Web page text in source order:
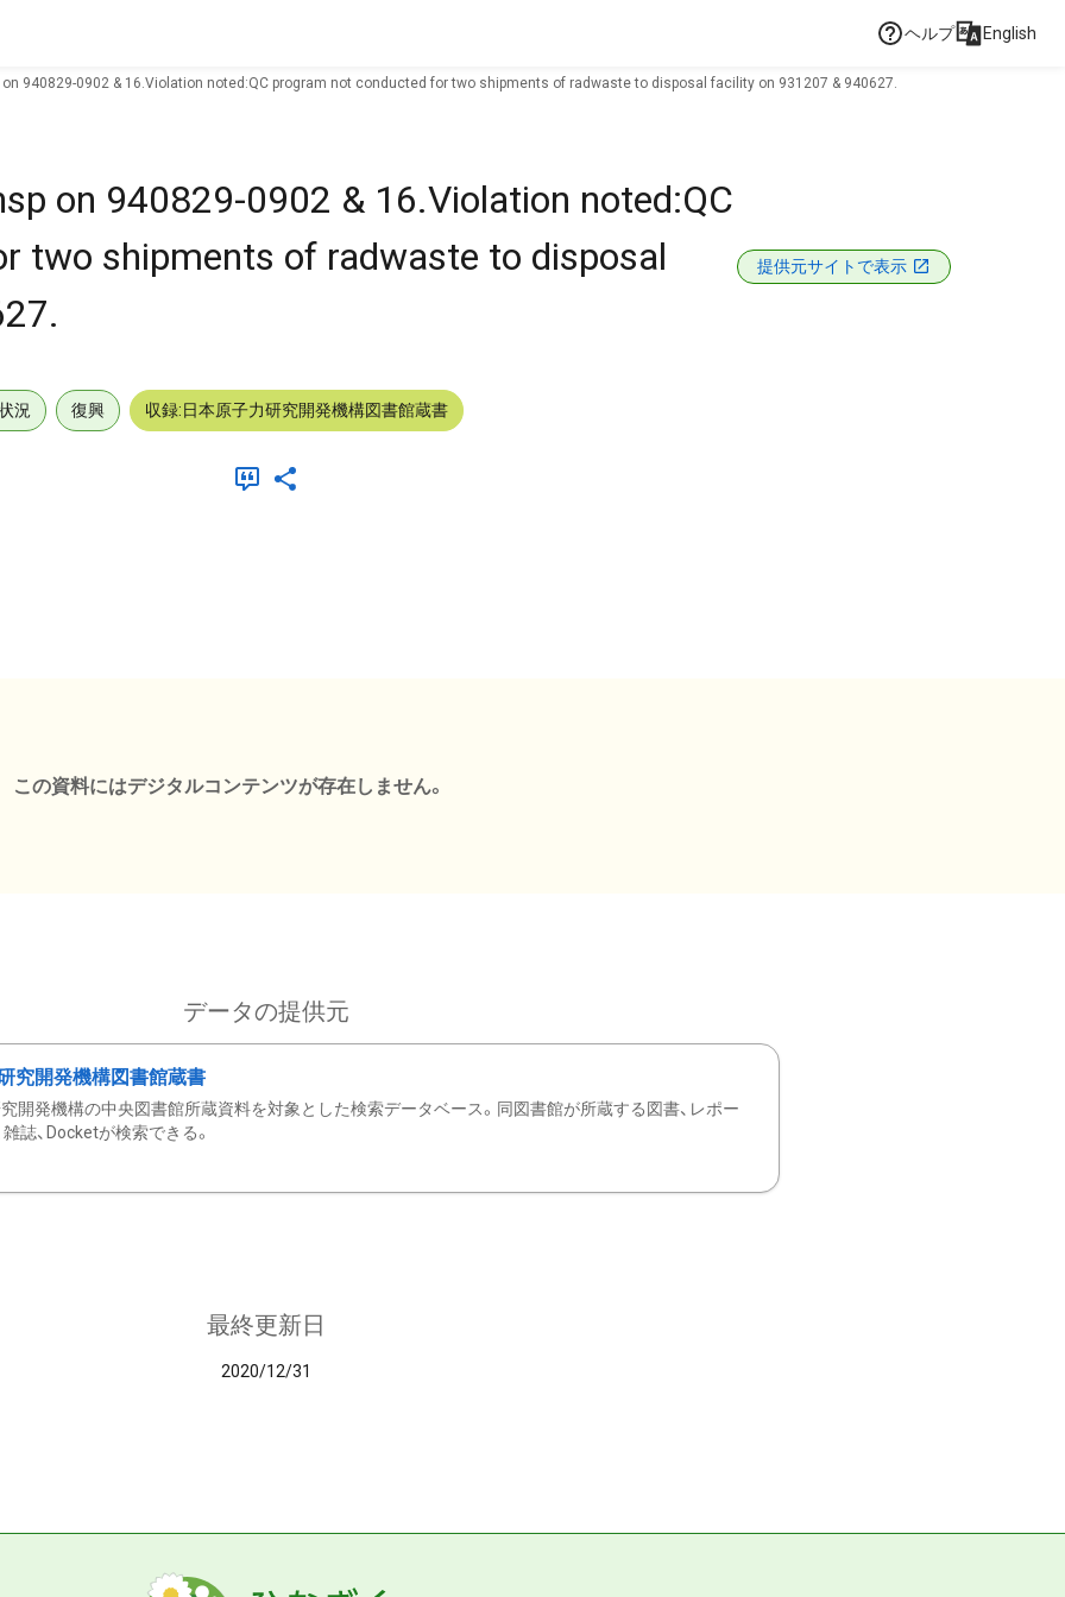
ヘルプ English
940829-0902 & 16.Violation noted:QC program not conducted for two shipments of radwaste to disposal facility on 931207 & 940627.
on 940829-0902 & 16.Violation noted:QC
two shipments of radwaste to disposal
提供元サイトで表示
況 復興 収録:日本原子力研究開発機構図書館蔵書
この資料にはデジタルコンテンツが存在しません。
データの提供元
究開発機構図書館蔵書
開発機構の中央図書館所蔵資料を対象とした検索データベース。同図書館が所蔵する図書、レポー
雑誌、Docketが検索できる。
最終更新日
2020/12/31